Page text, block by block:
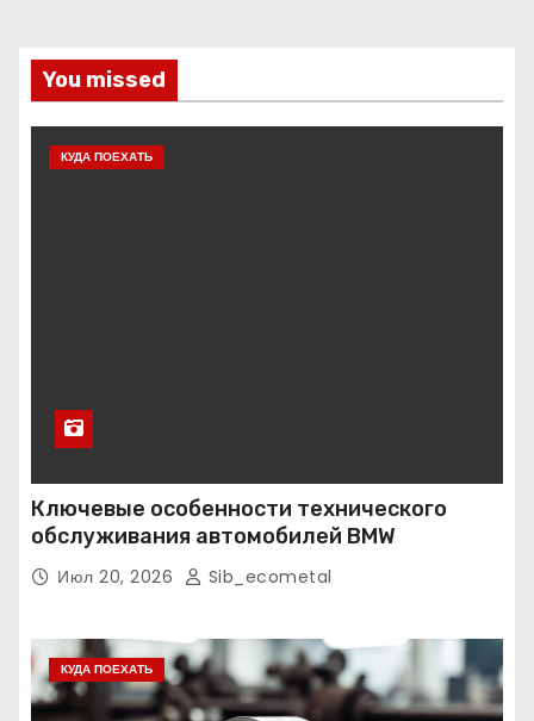
You missed
КУДА ПОЕХАТЬ
Ключевые особенности технического
обслуживания автомобилей BMW
Июл 20, 2026 Sib_ecometal
КУДА ПОЕХАТЬ